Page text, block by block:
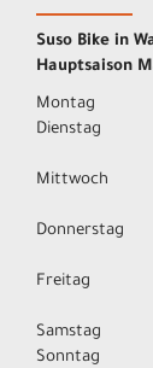
Suso Bike in
Hauptsaison
Montag
Dienstag
Mittwoch
Donnerstag
Freitag
Samstag
Sonntag